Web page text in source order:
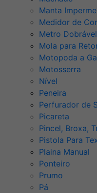
Manta
Medidor de
Metro
Mola para
Motopoda a
Motosserra
Nível
Peneira
Perfurador de
Picareta
Pincel, Broxa,
Pistola Para
Plaina Manual
Ponteiro
Prumo
Pá